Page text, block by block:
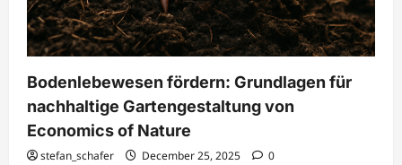
Bodenlebewesen fördern: Grundlagen für
nachhaltige Gartengestaltung von
Economics of Nature
stefan_schafer December 25, 2025 0